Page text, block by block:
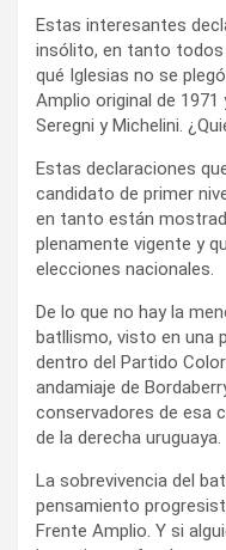
Estas interesantes
insólito, en tanto
qué Iglesias no se
Amplio original de
Seregni y Michelini.
Estas declaraciones
candidato de primer
en tanto están
plenamente vigente y
elecciones nacionales.
De lo que no hay la
batllismo, visto en una
dentro del Partido
andamiaje de
conservadores de esa
de la derecha uruguaya.
La sobrevivencia del
pensamiento
Frente Amplio. Y si